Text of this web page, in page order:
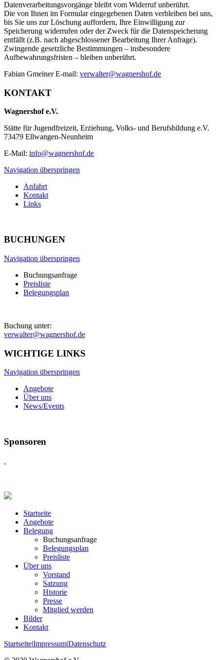
Datenverarbeitungsvorgänge bleibt vom Widerruf unberührt.
Die von Ihnen im Formular eingegebenen Daten verbleiben bei uns,
bis Sie uns zur Löschung auffordern, Ihre Einwilligung zur
Speicherung widerrufen oder der Zweck für die Datenspeicherung
entfällt (z.B. nach abgeschlossener Bearbeitung Ihrer Anfrage).
Zwingende gesetzliche Bestimmungen – insbesondere
Aufbewahrungsfristen – bleiben unberührt.
Fabian Gmeiner E-mail: verwalter@wagnershof.de
KONTAKT
Wagnershof e.V.
Stätte für Jugendfreizeit, Erziehung, Volks- und Berufsbildung e.V.
73479 Ellwangen-Neunheim
E-Mail: info@wagnershof.de
Navigation überspringen
Anfahrt
Kontakt
Links
BUCHUNGEN
Navigation überspringen
Buchungsanfrage
Preisliste
Belegungsplan
Buchung unter:
verwalter@wagnershof.de
WICHTIGE LINKS
Navigation überspringen
Angebote
Über uns
News/Events
Sponsoren
Startseite
Angebote
Belegung
Buchungsanfrage
Belegungsplan
Preisliste
Über uns
Vorstand
Satzung
Historie
Presse
Mitglied werden
Bilder
Kontakt
Startseite|Impressum|Datenschutz